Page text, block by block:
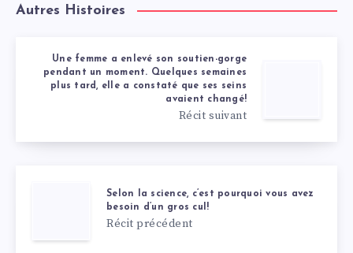
Autres Histoires
Une femme a enlevé son soutien-gorge
pendant un moment. Quelques semaines
plus tard, elle a constaté que ses seins
avaient changé!
Récit suivant
Selon la science, c’est pourquoi vous avez
besoin d’un gros cul!
Récit précédent